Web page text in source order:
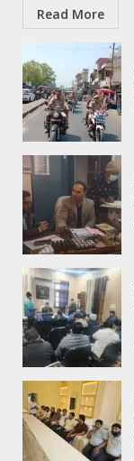
Read More